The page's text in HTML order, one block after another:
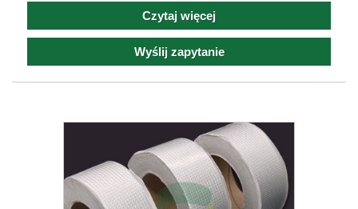
Czytaj więcej
Wyślij zapytanie